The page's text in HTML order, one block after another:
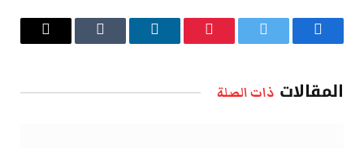
فيسبوك تويتر بينتيريستلينكدإن Tumblr
البريد
المقالات ذات الصلة